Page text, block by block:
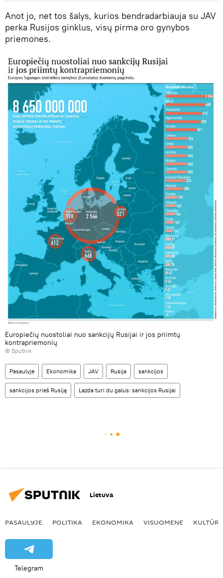
Anot jo, net tos šalys, kurios bendradarbiauja su JAV
perka Rusijos ginklus, visų pirma oro gynybos
priemones.
Europiečių nuostoliai nuo sankcijų Rusijai ir jos priimtų
kontrapriemonių
© Sputnik
Pasaulyje Ekonomika JAV Rusija sankcijos
sankcijos prieš Rusiją Lazda turi du galus: sankcijos Rusijai
Lietuva
PASAULYJE POLITIKA EKONOMIKA VISUOMENĖ KULTŪRA
Telegram